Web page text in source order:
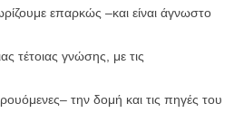
επαρκώς –και είναι άγνωστο
τέτοιας γνώσης, με τις
την δομή και τις πηγές του